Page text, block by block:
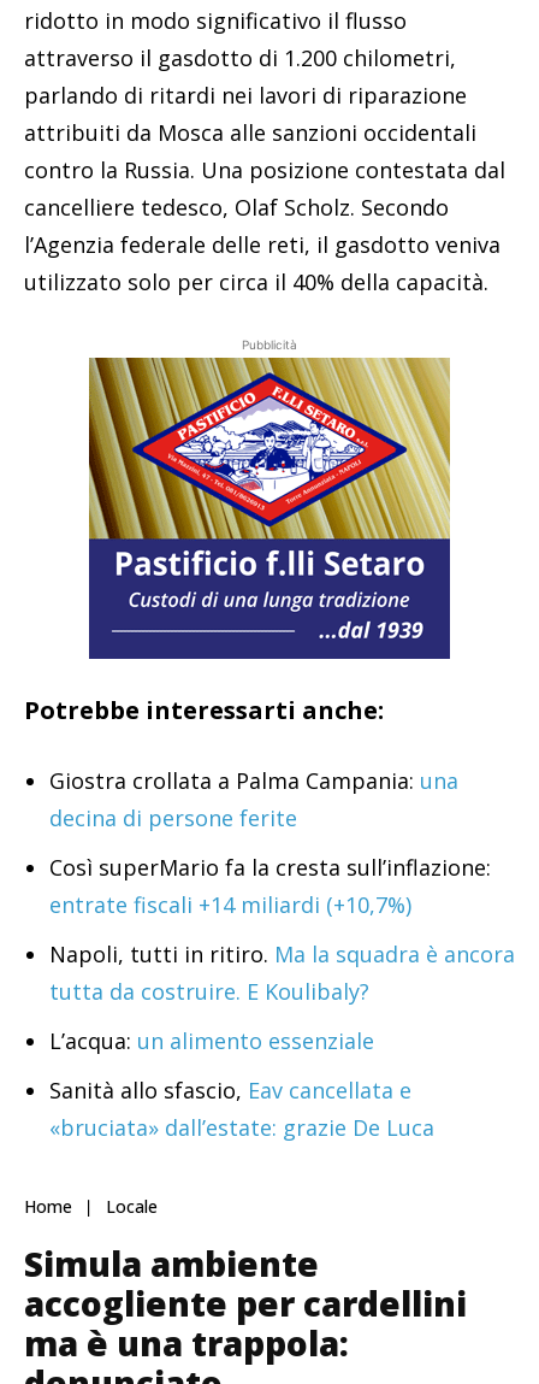
ridotto in modo significativo il flusso
attraverso il gasdotto di 1.200 chilometri,
parlando di ritardi nei lavori di riparazione
attribuiti da Mosca alle sanzioni occidentali
contro la Russia. Una posizione contestata dal
cancelliere tedesco, Olaf Scholz. Secondo
l’Agenzia federale delle reti, il gasdotto veniva
utilizzato solo per circa il 40% della capacità.
Pubblicità
Potrebbe interessarti anche:
Giostra crollata a Palma Campania: una
decina di persone ferite
Così superMario fa la cresta sull’inflazione:
entrate fiscali +14 miliardi (+10,7%)
Napoli, tutti in ritiro. Ma la squadra è ancora
tutta da costruire. E Koulibaly?
L’acqua: un alimento essenziale
Sanità allo sfascio, Eav cancellata e
«bruciata» dall’estate: grazie De Luca
Home Locale
Simula ambiente
accogliente per cardellini
ma è una trappola: